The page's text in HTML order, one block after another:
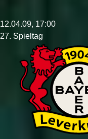
12.04.09, 17:00
27. Spieltag